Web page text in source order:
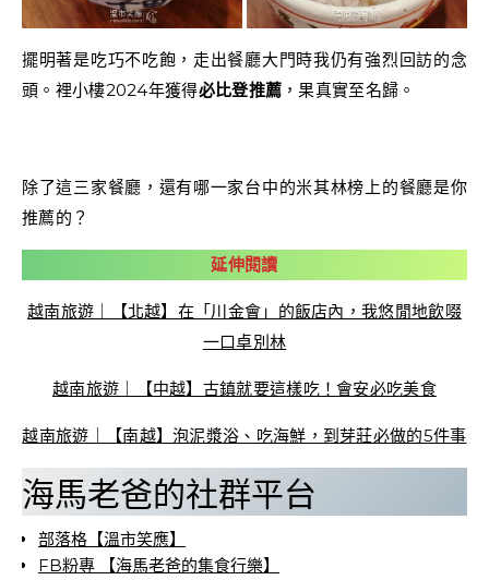
擺明著是吃巧不吃飽，走出餐廳大門時我仍有強烈回訪的念
頭。裡小樓2024年獲得必比登推薦 ，果真實至名歸。
除了這三家餐廳，還有哪一家台中的米其林榜上的餐廳是你
推薦的？
延伸閱讀
越南旅遊｜【北越】在「川金會」的飯店內，我悠閒地飲啜
一口卓別林
越南旅遊｜【中越】古鎮就要這樣吃！會安必吃美食
越南旅遊｜【南越】泡泥漿浴、吃海鮮，到芽莊必做的5件事
海馬老爸的社群平台
部落格【溫市笑應】
FB粉專 【海馬老爸的集食行樂】